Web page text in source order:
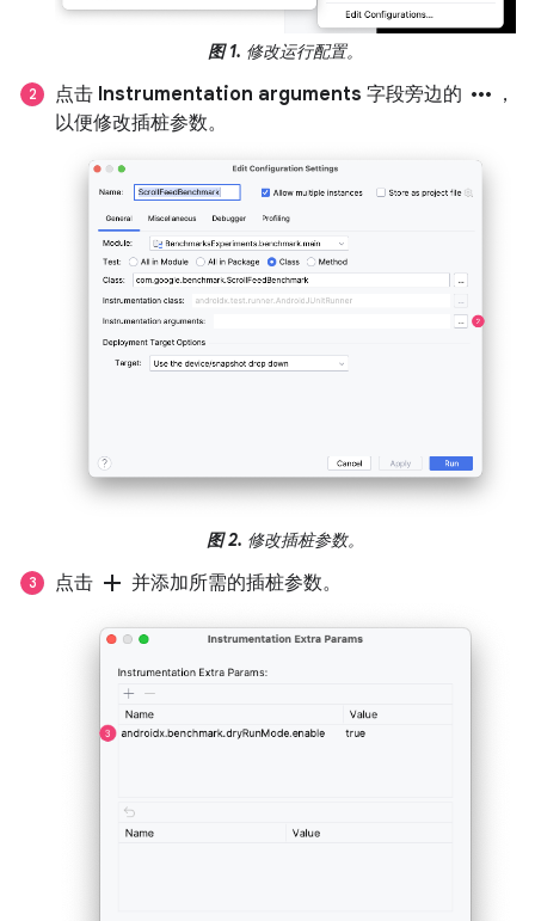
图 1. 修改运行配置。
点击 Instrumentation arguments 字段旁边的 more_horiz ，
以便修改插桩参数。
图 2. 修改插桩参数。
点击 add 并添加所需的插桩参数。